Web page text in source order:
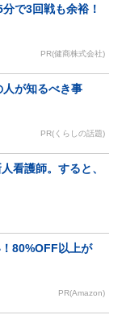
で3回戦も余裕！
PR(健商株式会社)
が知るべき事
PR(くらしの話題)
看護師。すると、
80%OFF以上が
PR(Amazon)